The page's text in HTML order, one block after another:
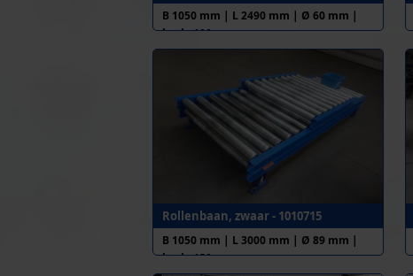
B 1050 mm | L 2490 mm | Ø 60 mm |
h.o.h. 100 mm
Rollenbaan, zwaar - 1010715
B 1050 mm | L 3000 mm | Ø 89 mm |
h.o.h. 150 mm